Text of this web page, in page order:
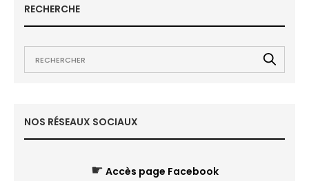
RECHERCHE
NOS RÉSEAUX SOCIAUX
☛ Accès page Facebook